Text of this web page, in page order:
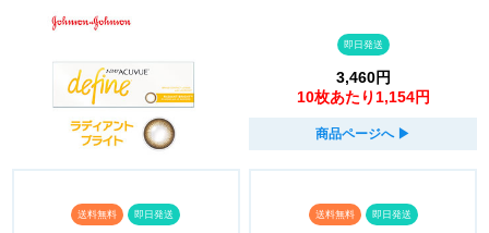
即日発送
3,460円
10枚あたり1,154円
商品ページへ ▶︎
送料無料 即日発送 送料無料 即日発送